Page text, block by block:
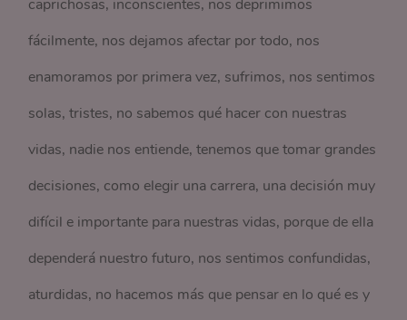
caprichosas, inconscientes, nos deprimimos
fácilmente, nos dejamos afectar por todo, nos
enamoramos por primera vez, sufrimos, nos sentimos
solas, tristes, no sabemos qué hacer con nuestras
vidas, nadie nos entiende, tenemos que tomar grandes
decisiones, como elegir una carrera, una decisión muy
difícil e importante para nuestras vidas, porque de ella
dependerá nuestro futuro, nos sentimos confundidas,
aturdidas, no hacemos más que pensar en lo qué es y